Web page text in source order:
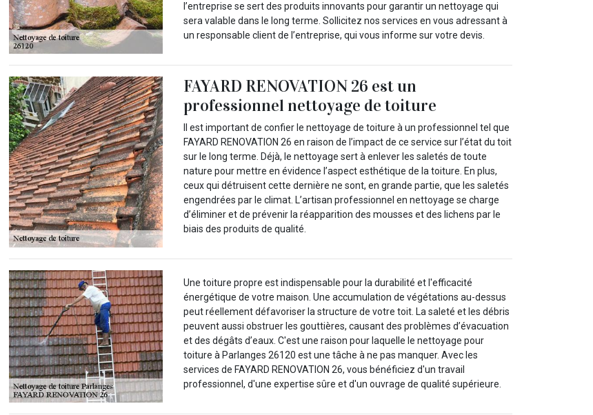
l’entreprise se sert des produits innovants pour garantir un nettoyage qui
sera valable dans le long terme. Sollicitez nos services en vous adressant à
un responsable client de l’entreprise, qui vous informe sur votre devis.
FAYARD RENOVATION 26 est un
professionnel nettoyage de toiture
Il est important de confier le nettoyage de toiture à un professionnel tel que
FAYARD RENOVATION 26 en raison de l’impact de ce service sur l’état du toit
sur le long terme. Déjà, le nettoyage sert à enlever les saletés de toute
nature pour mettre en évidence l’aspect esthétique de la toiture. En plus,
ceux qui détruisent cette dernière ne sont, en grande partie, que les saletés
engendrées par le climat. L’artisan professionnel en nettoyage se charge
d’éliminer et de prévenir la réapparition des mousses et des lichens par le
biais des produits de qualité.
Une toiture propre est indispensable pour la durabilité et l'efficacité
énergétique de votre maison. Une accumulation de végétations au-dessus
peut réellement défavoriser la structure de votre toit. La saleté et les débris
peuvent aussi obstruer les gouttières, causant des problèmes d’évacuation
et des dégâts d’eaux. C'est une raison pour laquelle le nettoyage pour
toiture à Parlanges 26120 est une tâche à ne pas manquer. Avec les
services de FAYARD RENOVATION 26, vous bénéficiez d'un travail
professionnel, d'une expertise sûre et d'un ouvrage de qualité supérieure.